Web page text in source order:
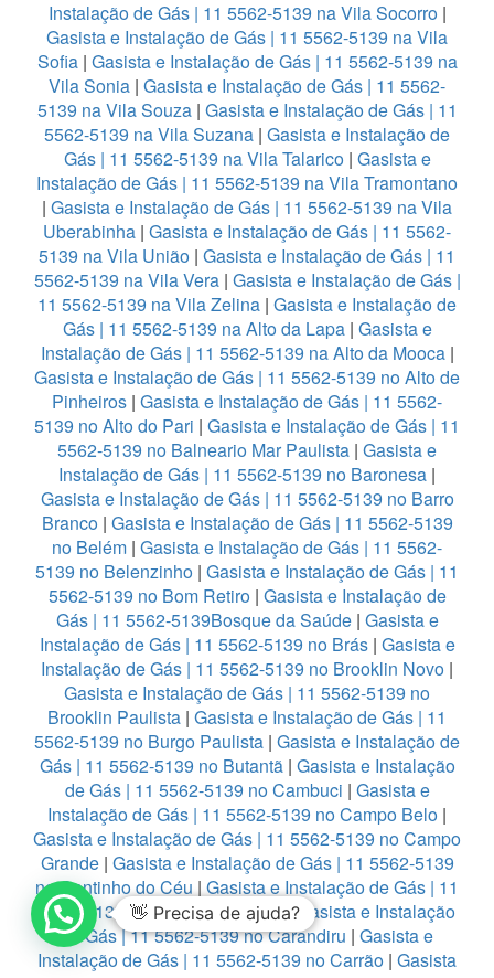
Instalação de Gás | 11 5562-5139 na Vila Socorro|
Gasista e Instalação de Gás | 11 5562-5139 na Vila
Sofia| Gasista e Instalação de Gás | 11 5562-5139 na
Vila Sonia | Gasista e Instalação de Gás | 11 5562-
5139 na Vila Souza| Gasista e Instalação de Gás | 11
5562-5139 na Vila Suzana | Gasista e Instalação de
Gás | 11 5562-5139 na Vila Talarico| Gasista e
Instalação de Gás | 11 5562-5139 na Vila Tramontano
| Gasista e Instalação de Gás | 11 5562-5139 na Vila
Uberabinha | Gasista e Instalação de Gás | 11 5562-
5139 na Vila União | Gasista e Instalação de Gás | 11
5562-5139 na Vila Vera| Gasista e Instalação de Gás |
11 5562-5139 na Vila Zelina | Gasista e Instalação de
Gás | 11 5562-5139 na Alto da Lapa| Gasista e
Instalação de Gás | 11 5562-5139 na Alto da Mooca|
Gasista e Instalação de Gás | 11 5562-5139 no Alto de
Pinheiros | Gasista e Instalação de Gás | 11 5562-
5139 no Alto do Pari | Gasista e Instalação de Gás | 11
5562-5139 no Balneario Mar Paulista | Gasista e
Instalação de Gás | 11 5562-5139 no Baronesa |
Gasista e Instalação de Gás | 11 5562-5139 no Barro
Branco| Gasista e Instalação de Gás | 11 5562-5139
no Belém | Gasista e Instalação de Gás | 11 5562-
5139 no Belenzinho | Gasista e Instalação de Gás | 11
5562-5139 no Bom Retiro| Gasista e Instalação de
Gás | 11 5562-5139Bosque da Saúde| Gasista e
Instalação de Gás | 11 5562-5139 no Brás| Gasista e
Instalação de Gás | 11 5562-5139 no Brooklin Novo |
Gasista e Instalação de Gás | 11 5562-5139 no
Brooklin Paulista | Gasista e Instalação de Gás | 11
5562-5139 no Burgo Paulista | Gasista e Instalação de
Gás | 11 5562-5139 no Butantã| Gasista e Instalação
de Gás | 11 5562-5139 no Cambuci | Gasista e
Instalação de Gás | 11 5562-5139 no Campo Belo |
Gasista e Instalação de Gás | 11 5562-5139 no Campo
Grande| Gasista e Instalação de Gás | 11 5562-5139
no Cantinho do Céu | Gasista e Instalação de Gás | 11
5562-5139 no Capão Redondo|Gasista e Instalação
de Gás | 11 5562-5139 no Carandiru | Gasista e
Instalação de Gás | 11 5562-5139 no Carrão | Gasista
👋 Precisa de ajuda?